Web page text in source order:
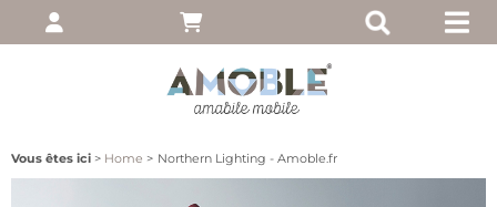
Vous êtes ici Home Northern Lighting - Amoble.fr